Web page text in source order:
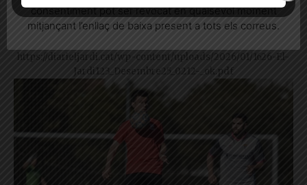
El Jardí 123, desembre 2025
https://diarieljardi.cat/wp-content/uploads/2026/01/1626-El-
Jardi123_Desembre25_0212-_ok.pdf
consentiment pot ser revocat en qualsevol moment
mitjançant l’enllaç de baixa present a tots els correus.